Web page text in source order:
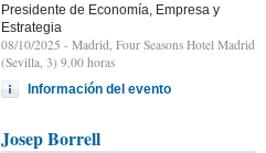
Presidente de Economía, Empresa y
Estrategia
08/10/2025 - Madrid, Four Seasons Hotel Madrid
(Sevilla, 3) 9.00 horas
Información del evento
Josep Borrell